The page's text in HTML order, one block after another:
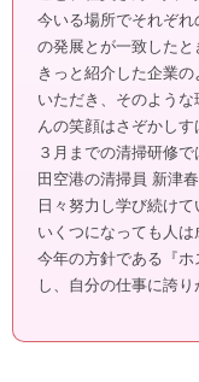
今いる場所でそれぞ
の発展とが一致したと
きっと紹介した企業
いただき、そのよう
んの笑顔はさぞかしす
３月までの清掃研修
田空港の清掃員 新津
日々努力し学び続け
いくつになっても人は
今年の方針である『
し、自分の仕事に誇り